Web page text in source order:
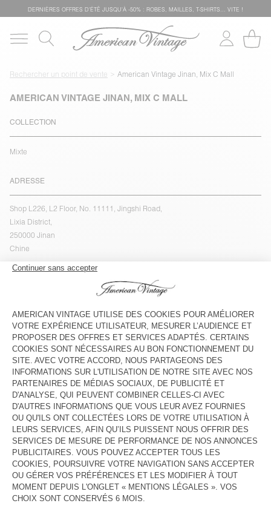
DERNIÈRES OFFRES D'ÉTÊ JUSQU'À -50% : ROBES, MAILLES, T-SHIRTS... VITE !
Rechercher un point de vente American Vintage Jinan, Mix C Mall
AMERICAN VINTAGE JINAN, MIX C MALL
COLLECTION
Mixte
ADRESSE
Shop L226, L2 Floor, No. 11111, Jingshi Road,
Lixia District,
250000 Jinan
Chine
Lundi
10:00 - 22:00
Mardi
10:00 - 22:00
Mercredi
10:00 - 22:00
Jeudi
10:00 - 22:00
Vendredi
10:00 - 22:30
Samedi
10:00 - 22:30
Dimanche
10:00 - 22:30
CONTACT
Tél. :null
E-mail :contact@americanvintage-store.com